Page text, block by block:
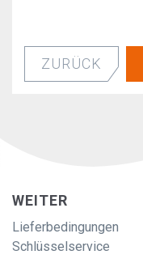
ZURÜCK
WEITER
Lieferbedingungen
Schlüsselservice